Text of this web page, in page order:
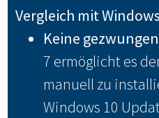
Vergleich mit
Keine
7 ermöglicht es
manuell zu
Windows 10